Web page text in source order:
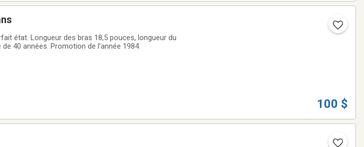
état. Longueur des bras 18,5 pouces, longueur du
40 années. Promotion de l’année 1984.
100 $